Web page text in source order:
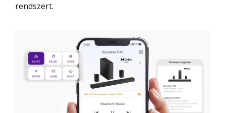
rendszert.